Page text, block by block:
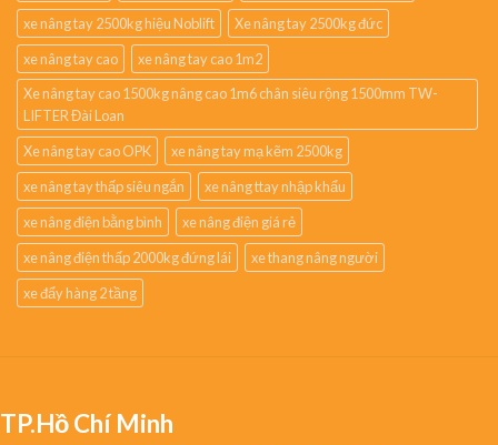
xe nâng tay 2500kg hiệu Noblift
Xe nâng tay 2500kg đức
xe nâng tay cao
xe nâng tay cao 1m2
Xe nâng tay cao 1500kg nâng cao 1m6 chân siêu rộng 1500mm TW-
LIFTER Đài Loan
Xe nâng tay cao OPK
xe nâng tay mạ kẽm 2500kg
xe nâng tay thấp siêu ngắn
xe nâng ttay nhập khẩu
xe nâng điện bằng bình
xe nâng điện giá rẻ
xe nâng điện thấp 2000kg đứng lái
xe thang nâng người
xe đẩy hàng 2 tầng
TP.Hồ Chí Minh